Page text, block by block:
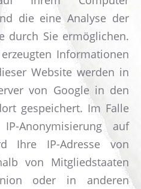
die eine Analyse der
durch Sie ermöglichen.
Informationen
Website werden in
von Google in den
gespeichert. Im Falle
Anonymisierung auf
Ihre IP-Adresse von
von Mitgliedstaaten
oder in anderen